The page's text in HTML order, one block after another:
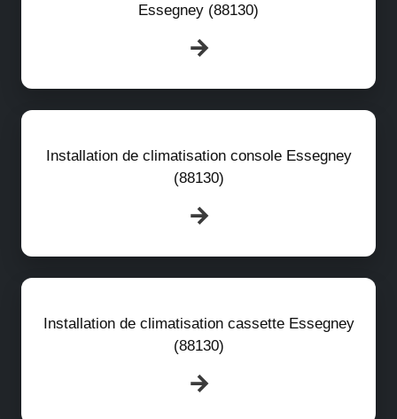
Essegney (88130)
Installation de climatisation console Essegney
(88130)
Installation de climatisation cassette Essegney
(88130)